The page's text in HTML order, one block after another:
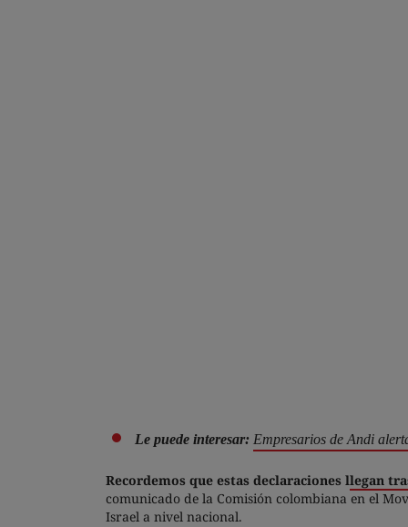
Le puede interesar: Empresarios de Andi
Recordemos que estas declaraciones llegan
comunicado de la Comisión colombiana en el
Israel a nivel nacional.